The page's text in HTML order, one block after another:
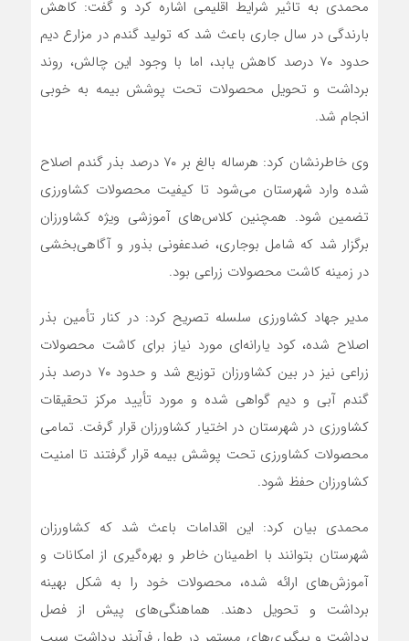
محمدی به تاثیر شرایط اقلیمی اشاره کرد و گفت: کاهش
بارندگی در سال جاری باعث شد که تولید گندم در مزارع دیم
حدود ۷۰ درصد کاهش یابد، اما با وجود این چالش، روند
برداشت و تحویل محصولات تحت پوشش بیمه به خوبی
انجام شد.
وی خاطرنشان کرد: هرساله بالغ بر ۷۰ درصد بذر گندم اصلاح
شده وارد شهرستان می‌شود تا کیفیت محصولات کشاورزی
تضمین شود. همچنین کلاس‌های آموزشی ویژه کشاورزان
برگزار شد که شامل بوجاری، ضدعفونی بذور و آگاهی‌بخشی
در زمینه کاشت محصولات زراعی بود.
مدیر جهاد کشاورزی سلسله تصریح کرد: در کنار تأمین بذر
اصلاح شده، کود یارانه‌ای مورد نیاز برای کاشت محصولات
زراعی نیز در بین کشاورزان توزیع شد و حدود ۷۰ درصد بذر
گندم آبی و دیم گواهی شده و مورد تأیید مرکز تحقیقات
کشاورزی در شهرستان در اختیار کشاورزان قرار گرفت. تمامی
محصولات کشاورزی تحت پوشش بیمه قرار گرفتند تا امنیت
کشاورزان حفظ شود.
محمدی بیان کرد: این اقدامات باعث شد که کشاورزان
شهرستان بتوانند با اطمینان خاطر و بهره‌گیری از امکانات و
آموزش‌های ارائه شده، محصولات خود را به شکل بهینه
برداشت و تحویل دهند. هماهنگی‌های پیش از فصل